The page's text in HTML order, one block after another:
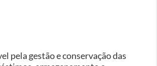
pela gestão e conservação das